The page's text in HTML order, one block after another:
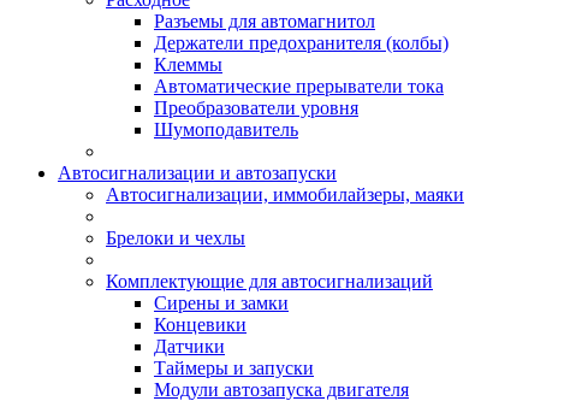
Разъемы для автомагнитол
Держатели предохранителя (колбы)
Клеммы
Автоматические прерыватели тока
Преобразователи уровня
Шумоподавитель
Автосигнализации и автозапуски
Автосигнализации, иммобилайзеры, маяки
Брелоки и чехлы
Комплектующие для автосигнализаций
Сирены и замки
Концевики
Датчики
Таймеры и запуски
Модули автозапуска двигателя